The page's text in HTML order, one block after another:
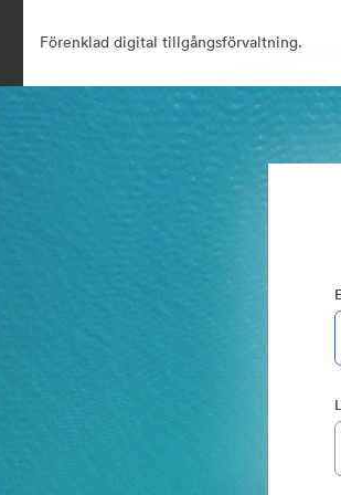
Förenklad digital tillgångsförvaltning.